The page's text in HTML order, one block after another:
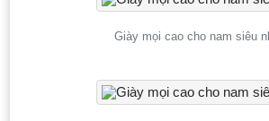
Giày mọi cao cho nam siêu